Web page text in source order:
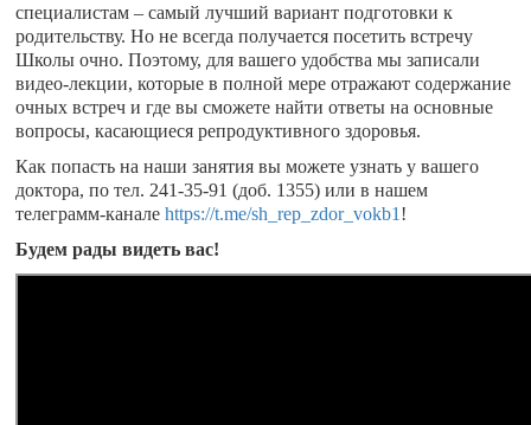
специалистам – самый лучший вариант подготовки к
родительству. Но не всегда получается посетить встречу
Школы очно. Поэтому, для вашего удобства мы записали
видео-лекции, которые в полной мере отражают содержание
очных встреч и где вы сможете найти ответы на основные
вопросы, касающиеся репродуктивного здоровья.
Как попасть на наши занятия вы можете узнать у вашего
доктора, по тел. 241-35-91 (доб. 1355) или в нашем
телеграмм-канале https://t.me/sh_rep_zdor_vokb1 !
Будем рады видеть вас!